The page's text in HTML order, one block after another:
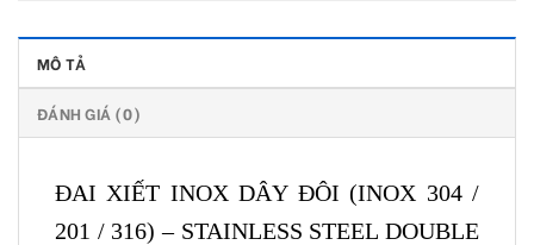
MÔ TẢ
ĐÁNH GIÁ (0)
ĐAI XIẾT INOX DÂY ĐÔI (INOX 304 /
201 / 316) – STAINLESS STEEL DOUBLE